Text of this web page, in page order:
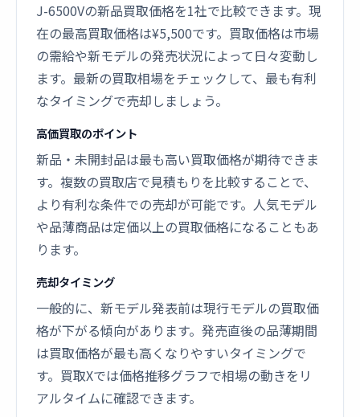
J-6500Vの新品買取価格を1社で比較できます。現
在の最高買取価格は¥5,500です。買取価格は市場
の需給や新モデルの発売状況によって日々変動し
ます。最新の買取相場をチェックして、最も有利
なタイミングで売却しましょう。
高価買取のポイント
新品・未開封品は最も高い買取価格が期待できま
す。複数の買取店で見積もりを比較することで、
より有利な条件での売却が可能です。人気モデル
や品薄商品は定価以上の買取価格になることもあ
ります。
売却タイミング
一般的に、新モデル発表前は現行モデルの買取価
格が下がる傾向があります。発売直後の品薄期間
は買取価格が最も高くなりやすいタイミングで
す。買取Xでは価格推移グラフで相場の動きをリ
アルタイムに確認できます。